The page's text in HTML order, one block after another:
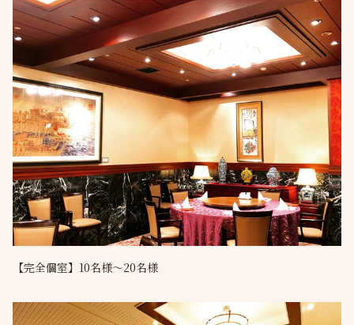
【完全個室】10名様～20名様